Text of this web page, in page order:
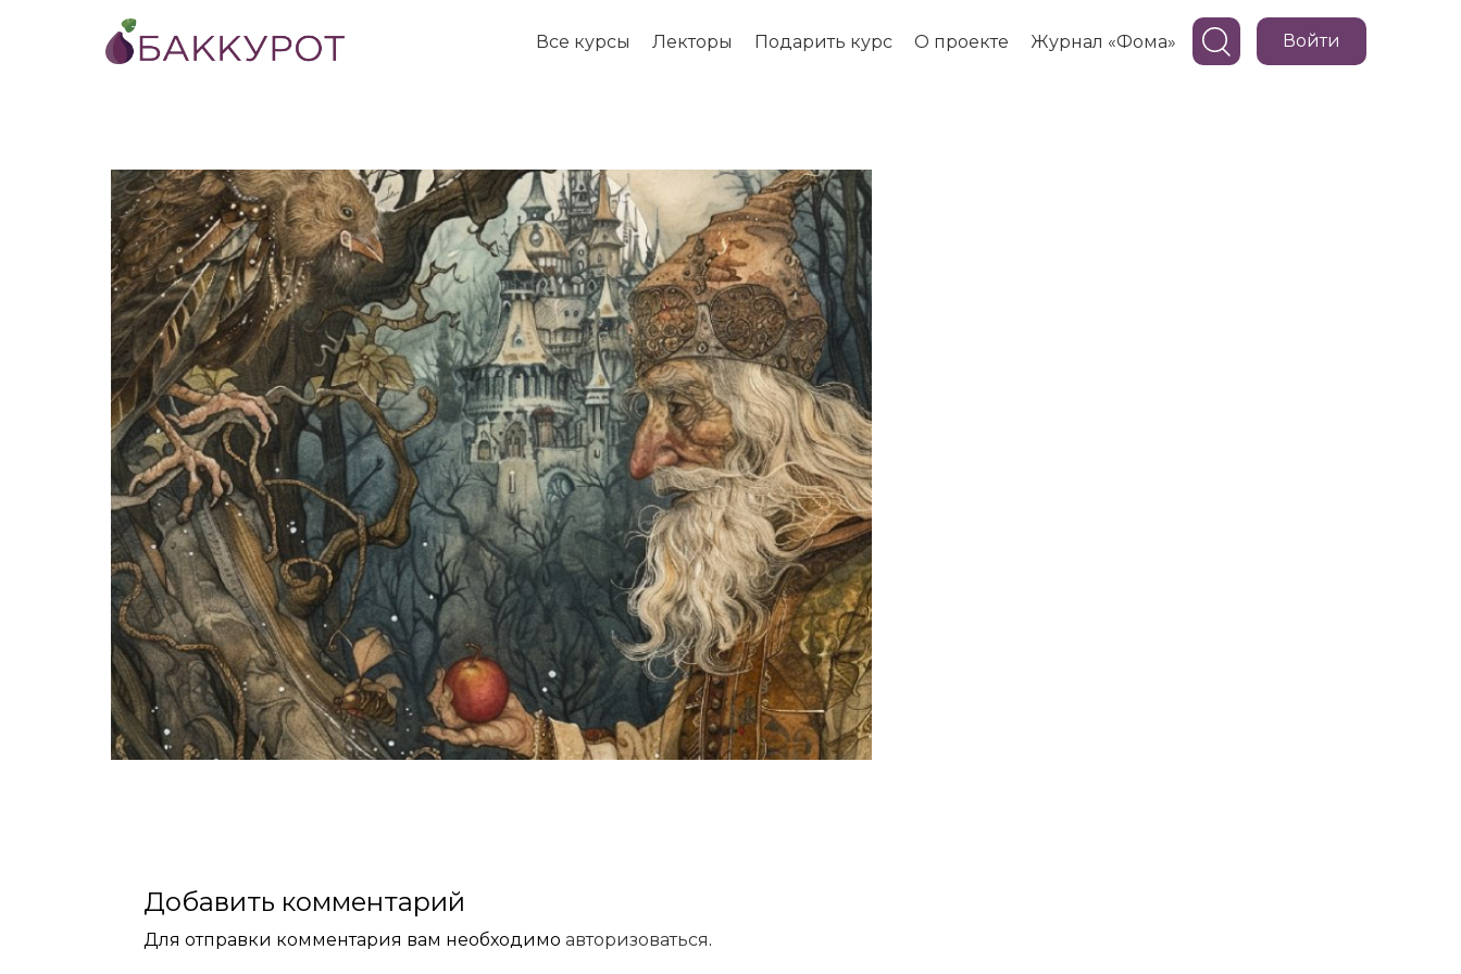
Все курсы Лекторы Подарить курс О проекте Журнал «Фома» Войти
Добавить комментарий
Для отправки комментария вам необходимо авторизоваться.